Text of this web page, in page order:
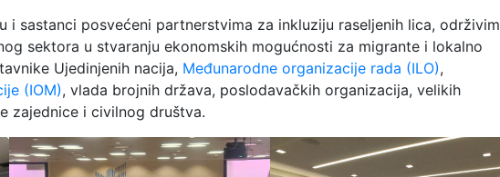
i sastanci posvećeni partnerstvima za inkluziju raseljenih lica, održivim
sektora u stvaranju ekonomskih mogućnosti za migrante i lokalno
Ujedinjenih nacija, Međunarodne organizacije rada (ILO),
(IOM), vlada brojnih država, poslodavačkih organizacija, velikih
zajednice i civilnog društva.